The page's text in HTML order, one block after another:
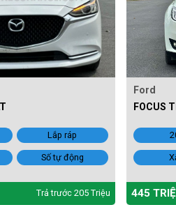
Lắp ráp
Số tự động
Trả trước 205 Triệu
Ford
FOCUS
445